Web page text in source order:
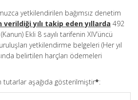
yetkilendirilen bağımsız denetim
verildiği yılı takip eden yıllarda 492
Ekli 8 sayılı tarifenin XIV’üncü
yetkilendirme belgeleri (Her yıl
belirtilen harçları ödemeleri
tutarlar aşağıda gösterilmiştir*: